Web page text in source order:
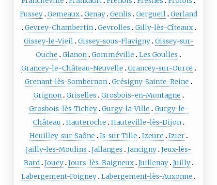
Fussey Gemeaux Genay Genlis Gergueil Gerland
Gevrey-Chambertin Gevrolles
Gilly-lès-Cîteaux
Gissey-le-Vieil Gissey-sous-Flavigny Gissey-sur-
Ouche
Glanon Gomméville
Les Goulles
Grancey-le-Château-Neuvelle
Grancey-sur-Ource
Grenant-lès-Sombernon Grésigny-Sainte-Reine
Grignon Griselles
Grosbois-en-Montagne
Grosbois-lès-Tichey Gurgy-la-Ville
Gurgy-le-
Château
Hauteroche
Hauteville-lès-Dijon
Heuilley-sur-Saône
Is-sur-Tille Izeure
Izier
Jailly-les-Moulins
Jallanges Jancigny Jeux-lès-
Bard Jouey Jours-lès-Baigneux Juillenay Juilly
Labergement-Foigney Labergement-lès-Auxonne